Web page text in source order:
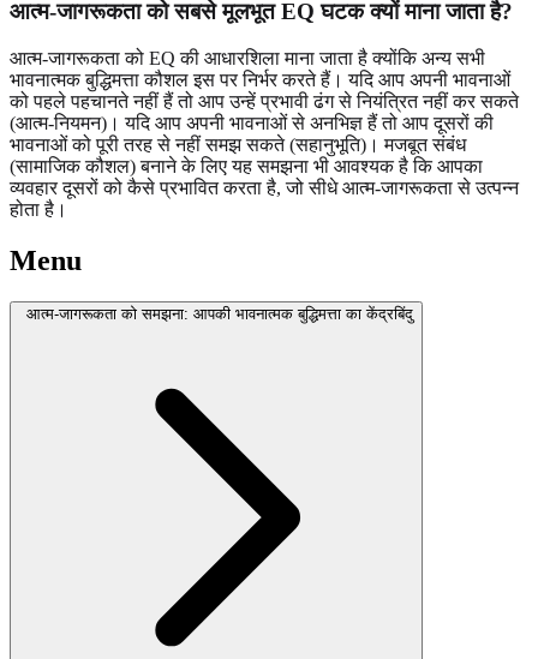
आत्म-जागरूकता को सबसे मूलभूत EQ घटक क्यों माना जाता है?
आत्म-जागरूकता को EQ की आधारशिला माना जाता है क्योंकि अन्य सभी
भावनात्मक बुद्धिमत्ता कौशल इस पर निर्भर करते हैं। यदि आप अपनी भावनाओं
को पहले पहचानते नहीं हैं तो आप उन्हें प्रभावी ढंग से नियंत्रित नहीं कर सकते
(आत्म-नियमन)। यदि आप अपनी भावनाओं से अनभिज्ञ हैं तो आप दूसरों की
भावनाओं को पूरी तरह से नहीं समझ सकते (सहानुभूति)। मजबूत संबंध
(सामाजिक कौशल) बनाने के लिए यह समझना भी आवश्यक है कि आपका
व्यवहार दूसरों को कैसे प्रभावित करता है, जो सीधे आत्म-जागरूकता से उत्पन्न
होता है।
Menu
आत्म-जागरूकता को समझना: आपकी भावनात्मक बुद्धिमत्ता का केंद्रबिंदु